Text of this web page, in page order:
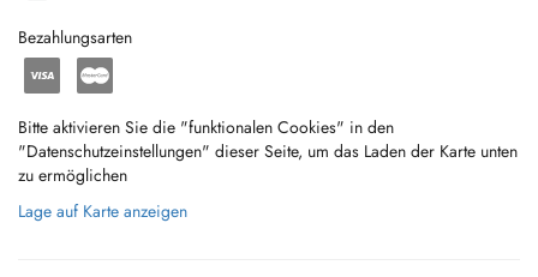
Bezahlungsarten
Bitte aktivieren Sie die "funktionalen Cookies" in den
"Datenschutzeinstellungen" dieser Seite, um das Laden der Karte unten
zu ermöglichen
Lage auf Karte anzeigen